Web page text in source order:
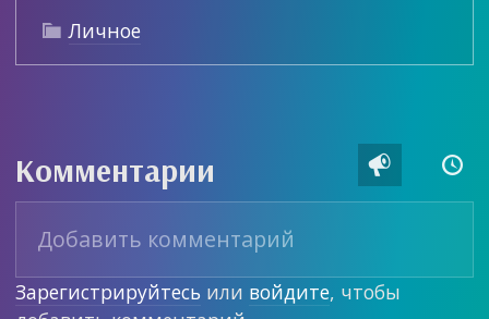
 Личное
Комментарии  
Зарегистрируйтесь или войдите, чтобы